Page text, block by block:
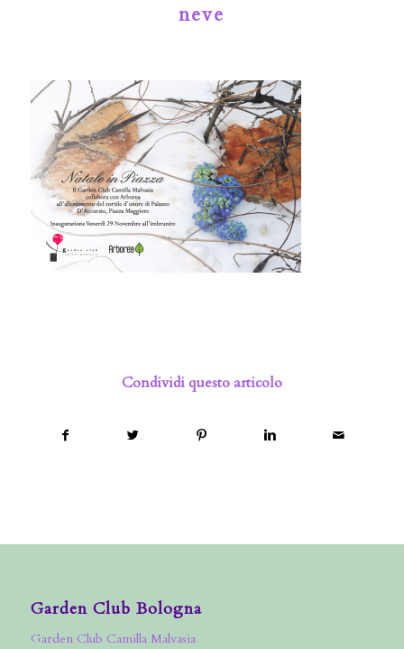
neve
Condividi questo articolo
Garden Club Bologna
Garden Club Camilla Malvasia